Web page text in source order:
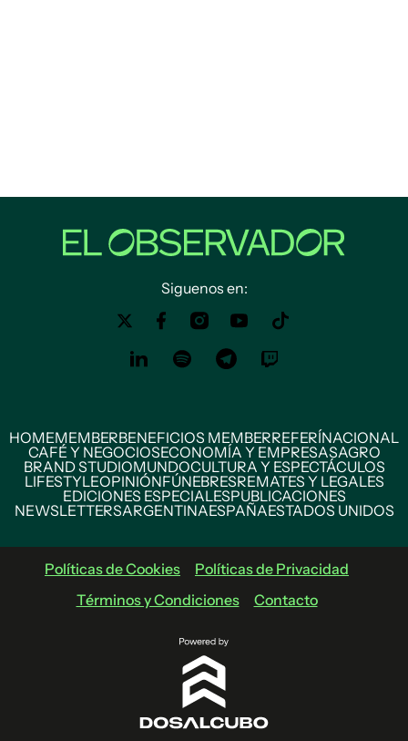
Siguenos en:
HOMEMEMBERBENEFICIOS MEMBERREFERÍNACIONAL
CAFÉ Y NEGOCIOSECONOMÍA Y EMPRESASAGRO
BRAND STUDIOMUNDOCULTURA Y ESPECTÁCULOS
LIFESTYLEOPINIÓNFÚNEBRESREMATES Y LEGALES
EDICIONES ESPECIALESPUBLICACIONES
NEWSLETTERSARGENTINAESPAÑAESTADOS UNIDOS
Políticas de Cookies
Políticas de Privacidad
Términos y Condiciones
Contacto